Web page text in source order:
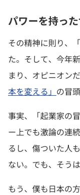
パワーを持っ
その精神に則り、
た。そして、今年
まり、オピニオン
本を変える」 の冒
事実、「起業家の
ー上でも激論の連
るし、傷ついた人
ない。でも、そう
もう、僕も日本の